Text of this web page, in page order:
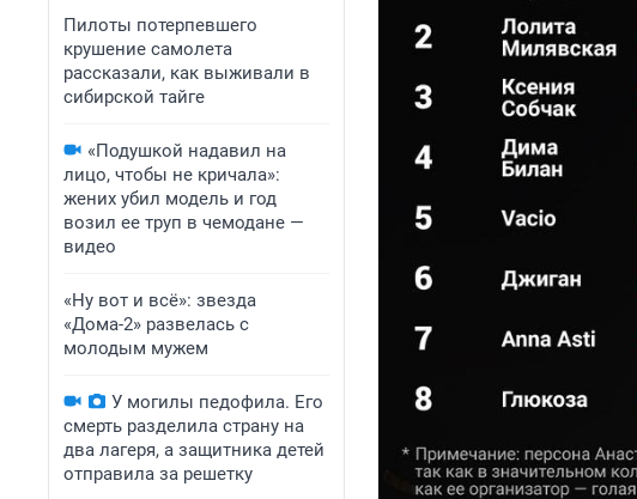
Пилоты потерпевшего
крушение самолета
рассказали, как выживали в
сибирской тайге
«Подушкой надавил на
лицо, чтобы не кричала»:
жених убил модель и год
возил ее труп в чемодане —
видео
«Ну вот и всё»: звезда
«Дома-2» развелась с
молодым мужем
У могилы педофила. Его
смерть разделила страну на
два лагеря, а защитника детей
отправила за решетку